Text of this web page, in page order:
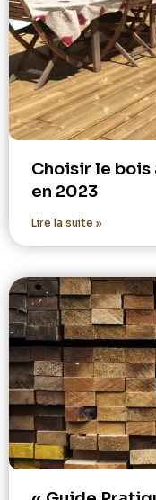
Choisir le bois
en 2023
Lire la suite »